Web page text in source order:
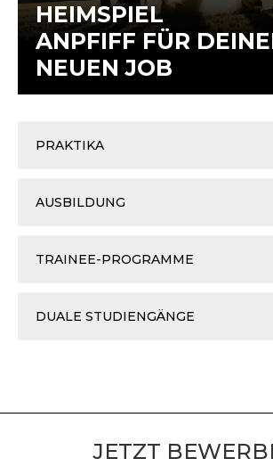
HEIMSPIEL
ANPFIFF FÜR
NEUEN JOB
PRAKTIKA
AUSBILDUNG
TRAINEE-PROGRAMME
DUALE STUDIENGÄNGE
JETZT